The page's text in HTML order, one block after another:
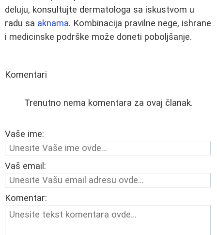
deluju, konsultujte dermatologa sa iskustvom u
radu sa aknama. Kombinacija pravilne nege, ishrane
i medicinske podrške može doneti poboljšanje.
Komentari
Trenutno nema komentara za ovaj članak.
Vaše ime:
Vaš email:
Komentar: